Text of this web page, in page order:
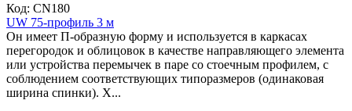
Код: CN180
UW 75-профиль 3 м
Он имеет П-образную форму и используется в каркасах
перегородок и облицовок в качестве направляющего элемента
или устройства перемычек в паре со стоечным профилем, с
соблюдением соответствующих типоразмеров (одинаковая
ширина спинки). Х...